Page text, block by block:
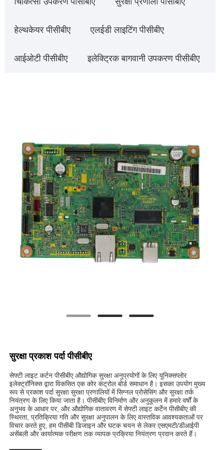
हेल्थकेयर पीसीबीए एलईडी लाइटिंग पीसीबीए
आईओटी पीसीबीए इलेक्ट्रिक बागवानी उपकरण पीसीबीए
सुरक्षा प्रकाश पर्दा पीसीबीए
सेफ्टी लाइट कर्टन पीसीबीए औद्योगिक सुरक्षा अनुप्रयोगों के लिए यूनिक्सप्लोर
इलेक्ट्रॉनिक्स द्वारा विकसित एक कोर कंट्रोल बोर्ड समाधान है। इसका उपयोग मुख्य
रूप से प्रकाश पर्दा सुरक्षा सुरक्षा प्रणालियों में सिग्नल प्रोसेसिंग और सुरक्षा तर्क
नियंत्रण के लिए किया जाता है। पीसीबीए विनिर्माण और अनुकूलन में हमारे वर्षों के
अनुभव के आधार पर, और औद्योगिक वातावरण में सेफ्टी लाइट कर्टेन पीसीबीए की
स्थिरता, प्रतिक्रिया गति और सुरक्षा अनुपालन के लिए वास्तविक आवश्यकताओं पर
विचार करते हुए, हम पीसीबी डिजाइन और घटक चयन से लेकर एसएमटी/डीआईपी
असेंबली और कार्यात्मक परीक्षण तक व्यापक प्रक्रिया नियंत्रण प्रदान करते हैं।